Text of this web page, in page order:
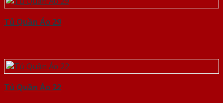
Tủ Quần Áo 29
Tủ Quần Áo 22